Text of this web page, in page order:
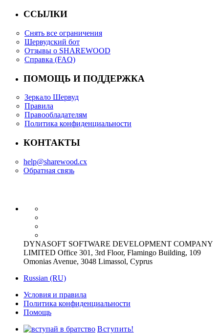
ССЫЛКИ
Снять все ограничения
Шервудский бот
Отзывы о SHAREWOOD
Справка (FAQ)
ПОМОЩЬ И ПОДДЕРЖКА
Зеркало Шервуд
Правила
Правообладателям
Политика конфиденциальности
КОНТАКТЫ
help@sharewood.cx
Обратная связь
DYNASOFT SOFTWARE DEVELOPMENT COMPANY
LIMITED Office 301, 3rd Floor, Flamingo Building, 109
Omonias Avenue, 3048 Limassol, Cyprus
Russian (RU)
Условия и правила
Политика конфиденциальности
Помощь
Вступить!